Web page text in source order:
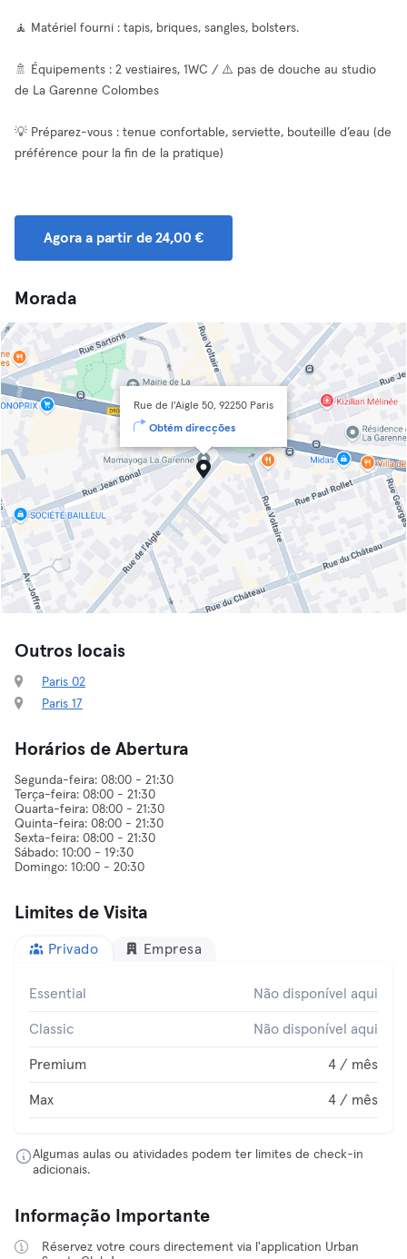
🧘 Matériel fourni : tapis, briques, sangles, bolsters.
🚿 Équipements : 2 vestiaires, 1WC / ⚠️ pas de douche au studio
de La Garenne Colombes
💡 Préparez-vous : tenue confortable, serviette, bouteille d’eau (de
préférence pour la fin de la pratique)
Agora a partir de 24,00 €
Morada
Rue de l'Aigle 50, 92250 Paris
Obtém direcções
Outros locais
Paris 02
Paris 17
Horários de Abertura
Segunda-feira: 08:00 - 21:30
Terça-feira: 08:00 - 21:30
Quarta-feira: 08:00 - 21:30
Quinta-feira: 08:00 - 21:30
Sexta-feira: 08:00 - 21:30
Sábado: 10:00 - 19:30
Limites de Visita
Privado Empresa
Essential Não disponível aqui
Classic Não disponível aqui
Premium 4 / mês
Max 4 / mês
Algumas aulas ou atividades podem ter limites de check-in
adicionais.
Informação Importante
Réservez votre cours directement via l'application Urban